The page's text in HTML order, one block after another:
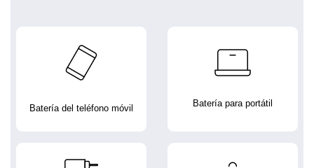
Batería del teléfono móvil Batería para portátil